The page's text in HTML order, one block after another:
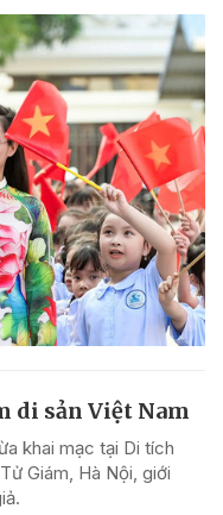
di sản Việt Nam
khai mạc tại Di tích
Giám, Hà Nội, giới